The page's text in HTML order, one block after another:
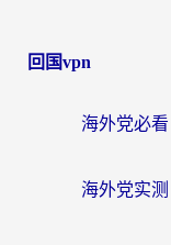
回国vpn